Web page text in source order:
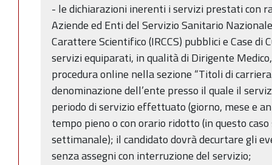
- le dichiarazioni inerenti i servizi prestati con
Aziende ed Enti del Servizio Sanitario
Carattere Scientifico (IRCCS) pubblici e Case
servizi equiparati, in qualità di Dirigente
procedura online nella sezione “Titoli di
denominazione dell’ente presso il quale il
periodo di servizio effettuato (giorno, mese e
tempo pieno o con orario ridotto (in questo
settimanale); il candidato dovrà decurtare gli
senza assegni con interruzione del servizio;